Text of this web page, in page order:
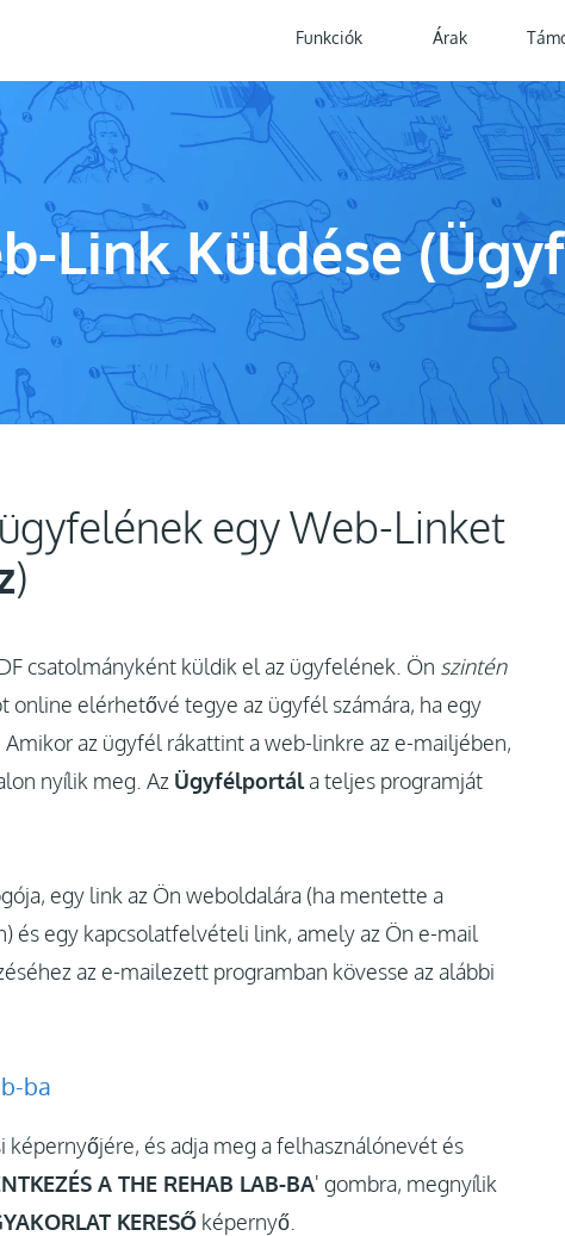
Funkciók Árak
Link Küldése
egy Web-Linket
)
csatolmányként küldik el az ügyfelének. Ön szintén
online elérhetővé tegye az ügyfél számára, ha egy
az ügyfél rákattint a web-linkre az e-mailjében,
nyílik meg. Az Ügyfélportála teljes programját
egy link az Ön weboldalára (ha mentette a
és egy kapcsolatfelvételi link, amely az Ön e-mail
az e-mailezett programban kövesse az alábbi
ba
képernyőjére, és adja meg a felhasználónevét és
A THE REHAB LAB-BA' gombra, megnyílik
KERESŐ képernyő.